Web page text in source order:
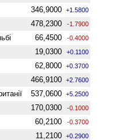
346,9000 +1.5800
478,2300 -1.7900
66,4500 -0.4000
19,0300 +0.1100
62,8000 +0.3700
466,9100 +2.7600
537,0600 +5.2500
170,0300 -0.1000
60,2100 -0.3700
11,2100 +0.2900